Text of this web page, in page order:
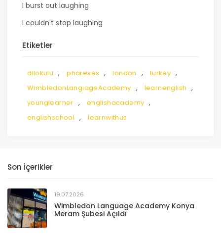
I burst out laughing
I couldn't stop laughing
Etiketler
dilokulu , phareses , london , turkey ,
WimbledonLangıageAcademy , learnenglish ,
younglearner , englishacademy ,
englishschool , learnwithus
Son İçerikler
19.07.2026
Wimbledon Language Academy Konya
Meram Şubesi Açıldı